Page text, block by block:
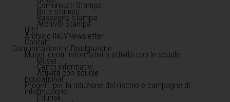
Comunicati Stampa
Note stampa
Rassegna stampa
Archivio Stampa
URP
Archivio INGVNewsletter
Contatti
Comunicazione e Divulgazione
Musei, centri informativi e attività con le scuole
Musei
Centri informativi
Attività con scuole
Educational
Progetti per la riduzione del rischio e campagne di
informazione
Edurisk